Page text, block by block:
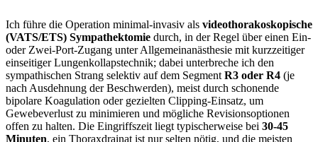
Ich führe die Operation minimal-invasiv als‌ videothorakoskopische
(VATS/ETS) Sympathektomie durch, in der Regel über einen Ein-
oder Zwei‑Port‑Zugang unter Allgemeinanästhesie mit kurzzeitiger ​
einseitiger Lungenkollapstechnik; dabei unterbreche ich den
sympathischen Strang selektiv auf dem Segment R3 oder R4 (je
nach Ausdehnung der‍ Beschwerden), ‍meist durch schonende
bipolare Koagulation oder ⁣gezielten Clipping‑Einsatz, um
Gewebeverlust‌ zu minimieren und mögliche Revisionsoptionen
offen zu halten. Die Eingriffszeit liegt typischerweise bei 30-45
Minuten, ein Thoraxdrainat ist nur selten nötig, und die meisten‌